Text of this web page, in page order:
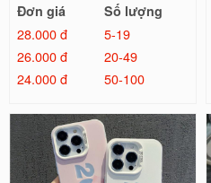
Đơn giá
Số lượng
28.000 đ
5-19
26.000 đ
20-49
24.000 đ
50-100